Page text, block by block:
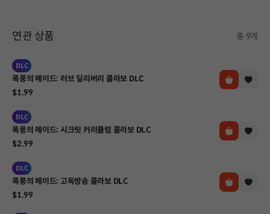
연관 상품 총 9개
DLC
폭풍의 메이드: 러브 딜리버리 콜라보 DLC
$1.99
DLC
폭풍의 메이드: 시크릿 커리큘럼 콜라보 DLC
$2.99
DLC
폭풍의 메이드: 고독방송 콜라보 DLC
$1.99